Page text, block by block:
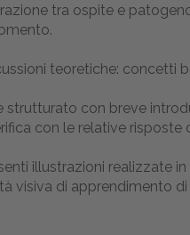
tra ospite e
teoretiche: concetti
con breve
con le relative risposte
illustrazioni realizzate
visiva di apprendimento